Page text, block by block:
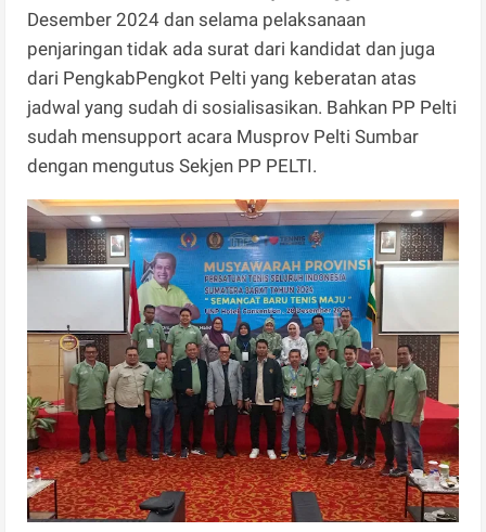
Desember 2024 dan selama pelaksanaan
penjaringan tidak ada surat dari kandidat dan juga
dari PengkabPengkot Pelti yang keberatan atas
jadwal yang sudah di sosialisasikan. Bahkan PP Pelti
sudah mensupport acara Musprov Pelti Sumbar
dengan mengutus Sekjen PP PELTI.